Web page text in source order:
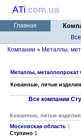
ATi.com.ua
Главная
Компании » Металлы,
Металлы, металлопрокат
Кованные, литые изделия
Все компании
Кованные, литые изделия
Московская область 1
Ступино 1